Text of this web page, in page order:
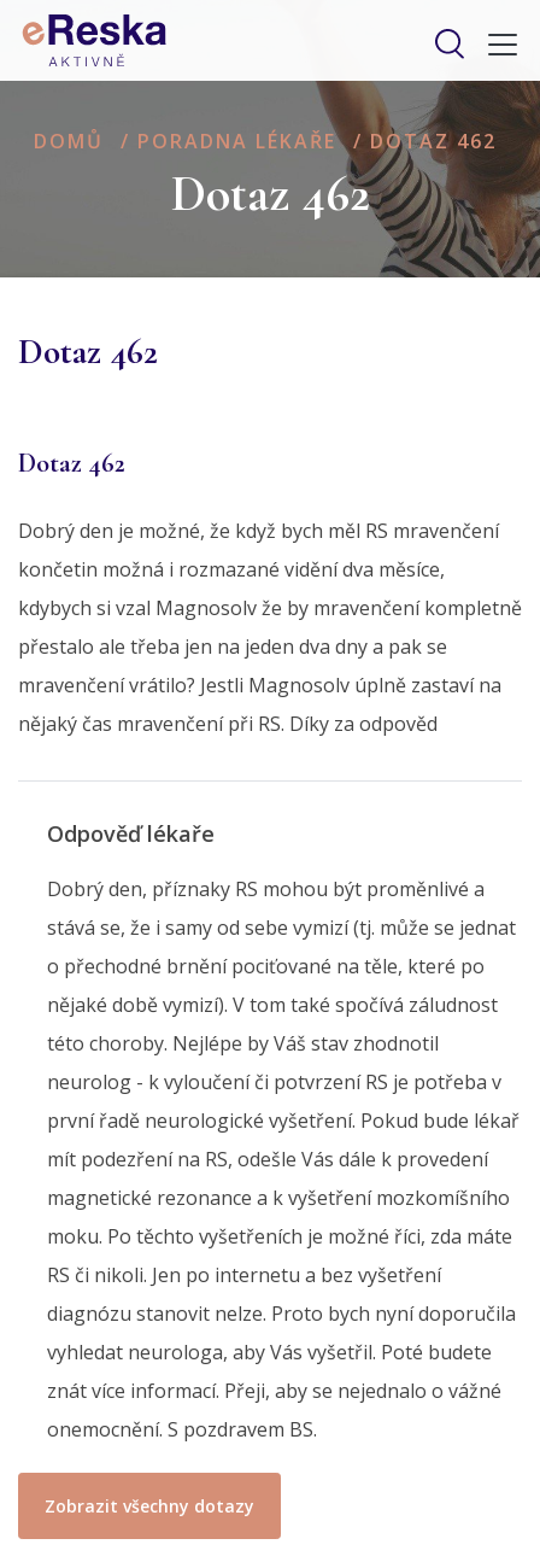
DOMŮ / PORADNA LÉKAŘE / DOTAZ 462
Dotaz 462
Dotaz 462
Dotaz 462
Dobrý den je možné, že když bych měl RS mravenčení
končetin možná i rozmazané vidění dva měsíce,
kdybych si vzal Magnosolv že by mravenčení kompletně
přestalo ale třeba jen na jeden dva dny a pak se
mravenčení vrátilo? Jestli Magnosolv úplně zastaví na
nějaký čas mravenčení při RS. Díky za odpověd
Odpověď lékaře
Dobrý den, příznaky RS mohou být proměnlivé a
stává se, že i samy od sebe vymizí (tj. může se jednat
o přechodné brnění pociťované na těle, které po
nějaké době vymizí). V tom také spočívá záludnost
této choroby. Nejlépe by Váš stav zhodnotil
neurolog - k vyloučení či potvrzení RS je potřeba v
první řadě neurologické vyšetření. Pokud bude lékař
mít podezření na RS, odešle Vás dále k provedení
magnetické rezonance a k vyšetření mozkomíšního
moku. Po těchto vyšetřeních je možné říci, zda máte
RS či nikoli. Jen po internetu a bez vyšetření
diagnózu stanovit nelze. Proto bych nyní doporučila
vyhledat neurologa, aby Vás vyšetřil. Poté budete
znát více informací. Přeji, aby se nejednalo o vážné
onemocnění. S pozdravem BS.
Zobrazit všechny dotazy